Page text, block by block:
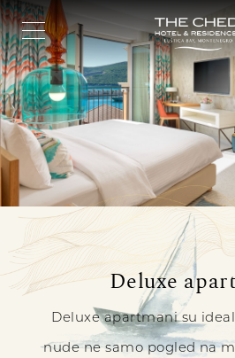
DELUXE
SUITE
Deluxe
Suite
Deluxe
Deluxe apartmani su
nude ne samo pogled na